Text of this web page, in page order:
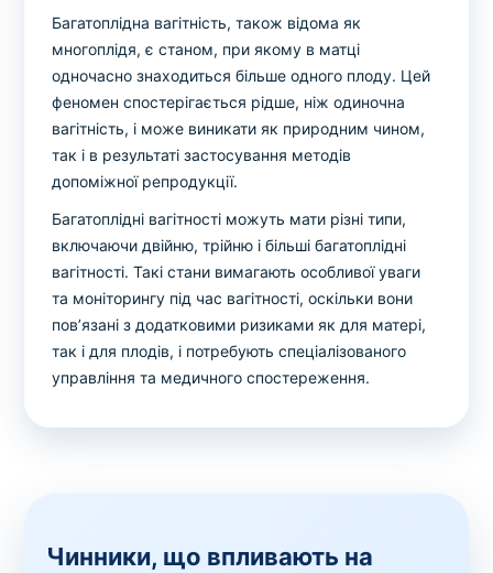
Багатоплідна вагітність, також відома як
многоплідя, є станом, при якому в матці
одночасно знаходиться більше одного плоду. Цей
феномен спостерігається рідше, ніж одиночна
вагітність, і може виникати як природним чином,
так і в результаті застосування методів
допоміжної репродукції.
Багатоплідні вагітності можуть мати різні типи,
включаючи двійню, трійню і більші багатоплідні
вагітності. Такі стани вимагають особливої уваги
та моніторингу під час вагітності, оскільки вони
пов’язані з додатковими ризиками як для матері,
так і для плодів, і потребують спеціалізованого
управління та медичного спостереження.
Чинники, що впливають на